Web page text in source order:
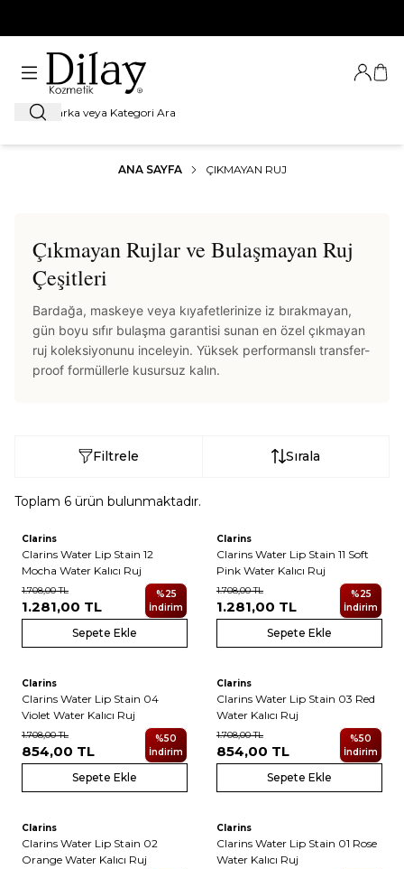
Ara
Giriş
ANA SAYFA ÇIKMAYAN RUJ
Çıkmayan Rujlar ve Bulaşmayan Ruj
Çeşitleri
Bardağa, maskeye veya kıyafetlerinize iz bırakmayan,
gün boyu sıfır bulaşma garantisi sunan en özel çıkmayan
ruj koleksiyonunu inceleyin. Yüksek performanslı transfer-
proof formüllerle kusursuz kalın.
Filtrele Sırala
Toplam 6 ürün bulunmaktadır.
Clarins
Clarins Water Lip Stain 12
Mocha Water Kalıcı Ruj
1.708,00TL
1.281,00 TL
%25
İndirim
Sepete Ekle
Clarins
Clarins Water Lip Stain 11 Soft
Pink Water Kalıcı Ruj
1.708,00TL
1.281,00 TL
%25
İndirim
Sepete Ekle
Clarins
Clarins Water Lip Stain 04
Violet Water Kalıcı Ruj
1.708,00TL
854,00 TL
%50
İndirim
Sepete Ekle
Clarins
Clarins Water Lip Stain 03 Red
Water Kalıcı Ruj
1.708,00TL
854,00 TL
%50
İndirim
Sepete Ekle
Clarins
Clarins Water Lip Stain 02
Orange Water Kalıcı Ruj
Clarins
Clarins Water Lip Stain 01 Rose
Water Kalıcı Ruj